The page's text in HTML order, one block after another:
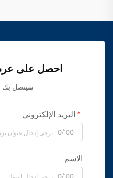
احصل على
سيتصل بك
البريد الإلكتروني
0/100
الاسم
0/100